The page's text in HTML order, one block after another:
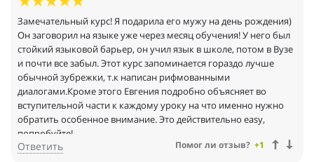
Замечательный курс! Я подарила его мужу на день рождения)
Он заговорил на языке уже через месяц обучения! У него был
стойкий языковой барьер, он учил язык в школе, потом в Вузе
и почти все забыл. Этот курс запоминается гораздо лучше
обычной зубрежки, т.к написан рифмованными
диалогами.Кроме этого Евгения подробно объясняет во
вступительной части к каждому уроку на что именно нужно
обратить особенное внимание. Это действительно easy,
попробуйте!
Ответить Помог ли отзыв? +1